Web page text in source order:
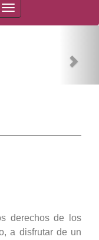
PAOT
derechos de los
a disfrutar de un